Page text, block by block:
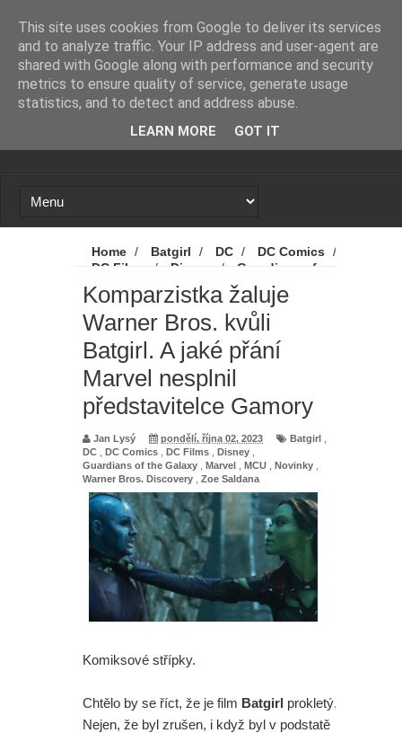
Loading...
Home / Batgirl / DC / DC Comics
/
DC Films
/ Disney /
Guardians of
the Galaxy
Marvel MCU
/
Novinky / Warner Bros. Discovery
Zoe Saldana /
Komparzistka žaluje
Warner Bros. kvůli Batgirl. A jaké přání
Marvel nesplnil představitelce Gamory
Komparzistka žaluje
Warner Bros. kvůli
Batgirl. A jaké přání
Marvel nesplnil
představitelce Gamory
Jan Lysý pondělí, října 02, 2023 Batgirl
DC
DC Comics DC Films Disney
Guardians of the Galaxy
Marvel MCU Novinky
Warner Bros. Discovery
Zoe Saldana
Komiksové střípky.
Chtělo by se říct, že je film Batgirl prokletý.
Nejen, že byl zrušen, i když byl v podstatě
This site uses cookies from Google to deliver its services
and to analyze traffic. Your IP address and user-agent are
shared with Google along with performance and security
metrics to ensure quality of service, generate usage
statistics, and to detect and address abuse.
LEARN MORE GOT IT